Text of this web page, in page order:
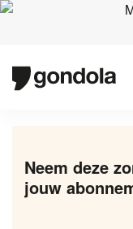
Neem deze
jouw